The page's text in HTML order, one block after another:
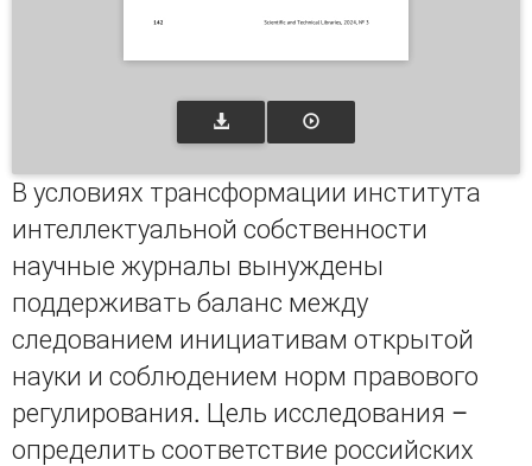
В условиях трансформации института
интеллектуальной собственности
научные журналы вынуждены
поддерживать баланс между
следованием инициативам открытой
науки и соблюдением норм правового
регулирования. Цель исследования –
определить соответствие российских